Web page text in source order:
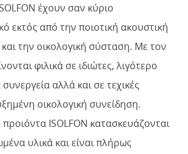
έχουν σαν κύριο
εκτός από την ποιοτική ακουστική
την οικολογική σύσταση. Με τον
φιλικά σε ιδιώτες, λιγότερο
συνεργεία αλλά και σε τεχικές
οικολογική συνείδηση.
ISOLFON κατασκευάζονται
υλικά και είναι πλήρως